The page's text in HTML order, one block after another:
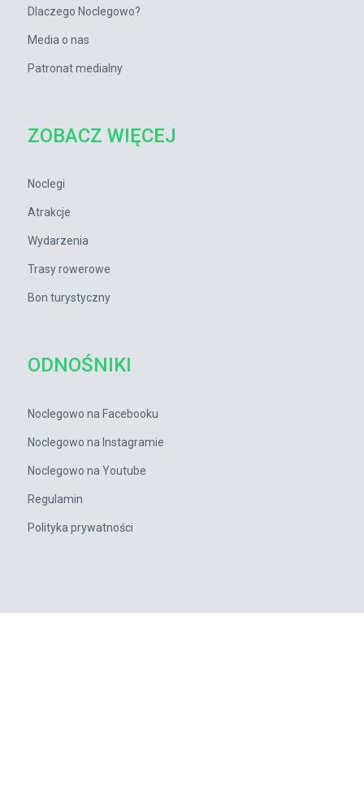
Dlaczego Noclegowo?
Media o nas
Patronat medialny
ZOBACZ WIĘCEJ
Noclegi
Atrakcje
Wydarzenia
Trasy rowerowe
Bon turystyczny
ODNOŚNIKI
Noclegowo na Facebooku
Noclegowo na Instagramie
Noclegowo na Youtube
Regulamin
Polityka prywatności